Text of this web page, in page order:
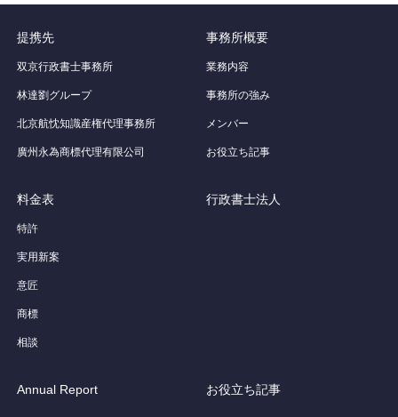
提携先
双京行政書士事務所
林達劉グループ
北京航忱知識産権代理事務所
廣州永為商標代理有限公司
事務所概要
業務内容
事務所の強み
メンバー
お役立ち記事
料金表
特許
実用新案
意匠
商標
相談
行政書士法人
Annual Report お役立ち記事